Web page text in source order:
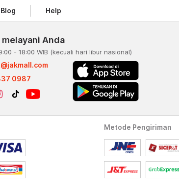
Blog Help
melayani Anda
- 18:00 WIB (kecuali hari libur nasional)
0987
Metode Pengiriman